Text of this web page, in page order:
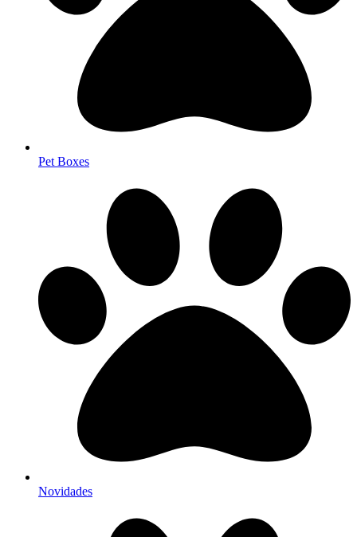
Pet Boxes
Novidades